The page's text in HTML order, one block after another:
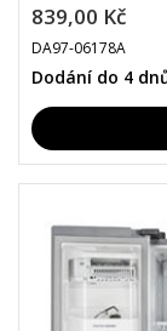
839,00 Kč
DA97-06178A
Dodání do 4